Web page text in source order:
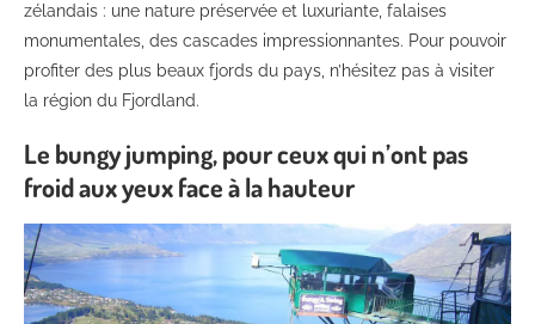
zélandais : une nature préservée et luxuriante, falaises
monumentales, des cascades impressionnantes. Pour pouvoir
profiter des plus beaux fjords du pays, n’hésitez pas à visiter
la région du Fjordland.
Le bungy jumping, pour ceux qui n’ont pas
froid aux yeux face à la hauteur